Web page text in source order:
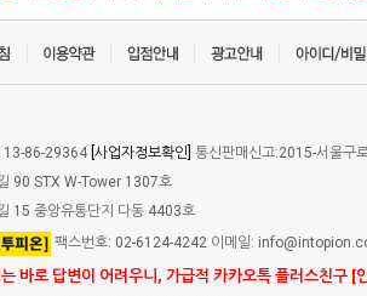
86-29364 [사업자정보확인] 통신판매신고:2015-서울구
90 STX W-Tower 1307호
15 중앙유통단지 다동 4403호
팩스번호: 02-6124-4242 이메일:
바로 답변이 어려우니, 가급적 카카오톡 플러스친구 [